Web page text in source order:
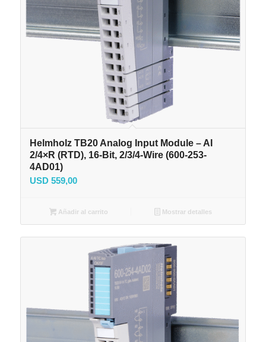
Helmholz TB20 Analog Input Module – AI
2/4×R (RTD), 16-Bit, 2/3/4-Wire (600-253-
4AD01)
USD559,00
Añadir al carrito Mostrar detalles